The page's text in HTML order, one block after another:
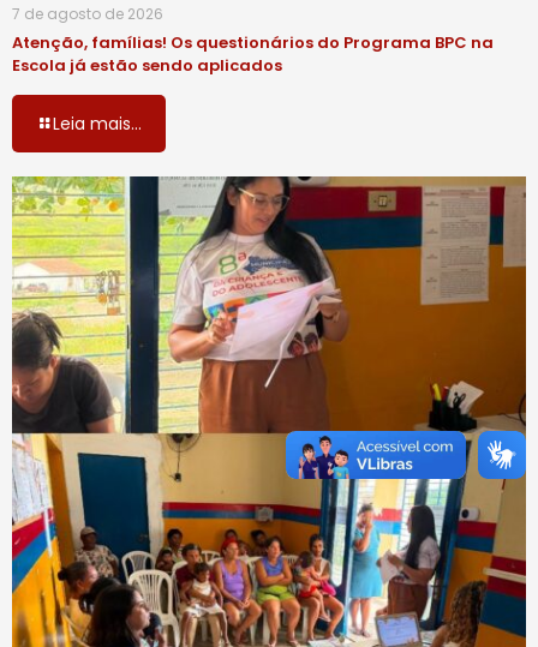
7 de agosto de 2026
Atenção, famílias! Os questionários do Programa BPC na
Escola já estão sendo aplicados
Leia mais...